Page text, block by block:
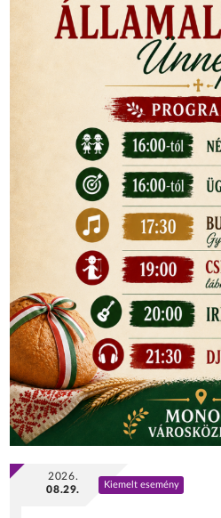
2026.
08.29.
Kiemelt esemény